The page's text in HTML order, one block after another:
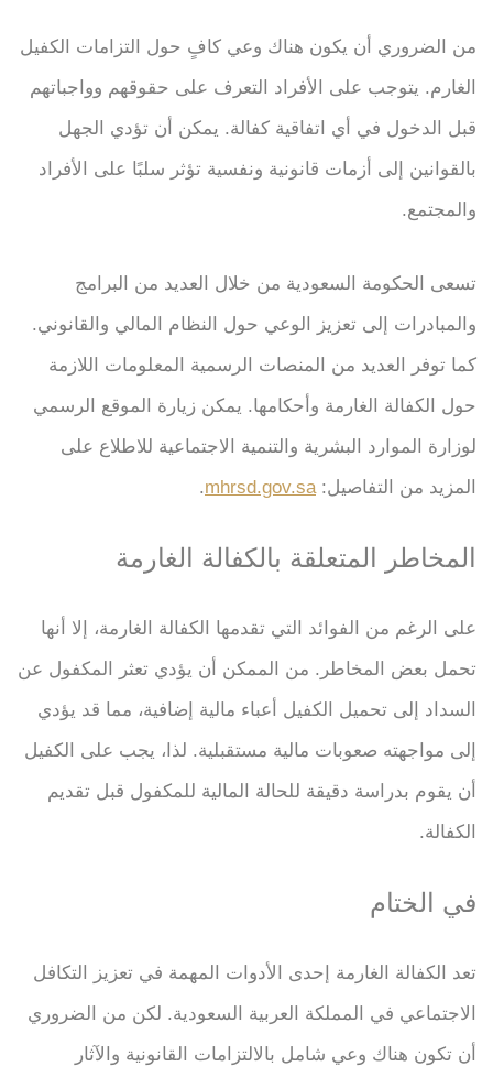
من الضروري أن يكون هناك وعي كافٍ حول التزامات الكفيل
الغارم. يتوجب على الأفراد التعرف على حقوقهم وواجباتهم
قبل الدخول في أي اتفاقية كفالة. يمكن أن تؤدي الجهل
بالقوانين إلى أزمات قانونية ونفسية تؤثر سلبًا على الأفراد
والمجتمع.
تسعى الحكومة السعودية من خلال العديد من البرامج
والمبادرات إلى تعزيز الوعي حول النظام المالي والقانوني.
كما توفر العديد من المنصات الرسمية المعلومات اللازمة
حول الكفالة الغارمة وأحكامها. يمكن زيارة الموقع الرسمي
لوزارة الموارد البشرية والتنمية الاجتماعية للاطلاع على
المزيد من التفاصيل:mhrsd.gov.sa
.
المخاطر المتعلقة بالكفالة الغارمة
على الرغم من الفوائد التي تقدمها الكفالة الغارمة، إلا أنها
تحمل بعض المخاطر. من الممكن أن يؤدي تعثر المكفول عن
السداد إلى تحميل الكفيل أعباء مالية إضافية، مما قد يؤدي
إلى مواجهته صعوبات مالية مستقبلية. لذا، يجب على الكفيل
أن يقوم بدراسة دقيقة للحالة المالية للمكفول قبل تقديم
الكفالة.
في الختام
تعد الكفالة الغارمة إحدى الأدوات المهمة في تعزيز التكافل
الاجتماعي في المملكة العربية السعودية. لكن من الضروري
أن تكون هناك وعي شامل بالالتزامات القانونية والآثار